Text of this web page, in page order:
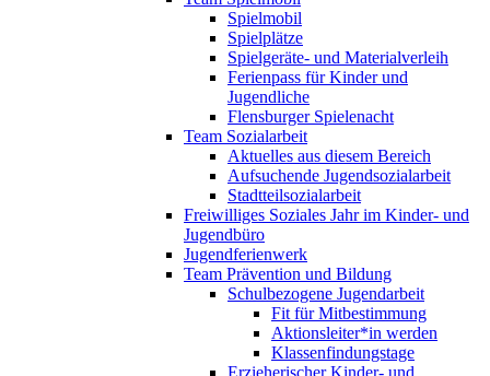
Spielmobil
Spielplätze
Spielgeräte- und Materialverleih
Ferienpass für Kinder und
Jugendliche
Flensburger Spielenacht
Team Sozialarbeit
Aktuelles aus diesem Bereich
Aufsuchende Jugendsozialarbeit
Stadtteilsozialarbeit
Freiwilliges Soziales Jahr im Kinder- und
Jugendbüro
Jugendferienwerk
Team Prävention und Bildung
Schulbezogene Jugendarbeit
Fit für Mitbestimmung
Aktionsleiter*in werden
Klassenfindungstage
Erzieherischer Kinder- und